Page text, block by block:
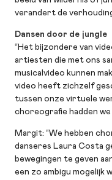
verandert de
Dansen door de jungle
“Het bijzondere van
artiesten die met ons
musicalvideo kunnen
video heeft zichzelf
tussen onze virtuele
choreografie hadden
Margit: “We hebben
danseres Laura Costa
bewegingen te geven
een zo ambigu mogelijk